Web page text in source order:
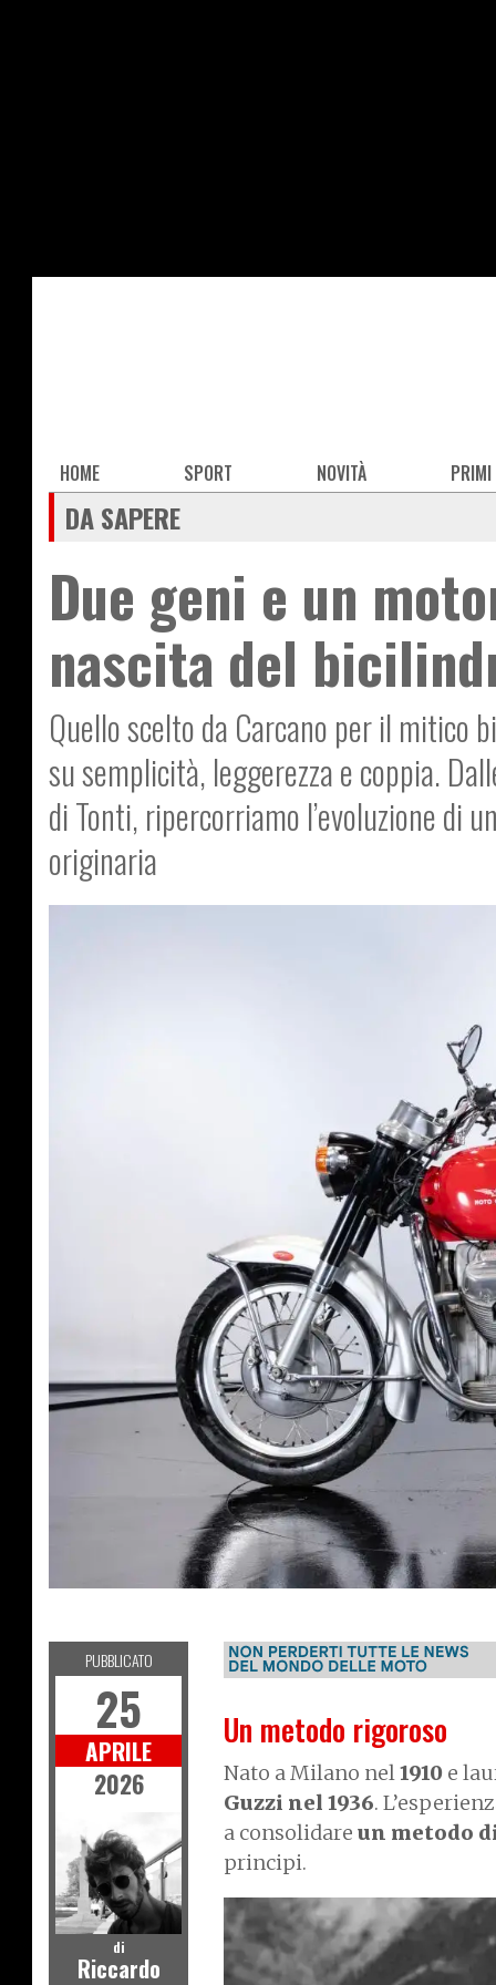
Main
navigation
HOME SPORT NOVITÀ PRIMI
DA SAPERE
Due geni e un
nascita del
Quello scelto da Carcano per il mitico
su semplicità, leggerezza e coppia.
di Tonti, ripercorriamo l’evoluzione di
originaria
Un metodo rigoroso
Nato a Milano nel1910 e
Guzzi nel 1936.
a consolidare un metodo
principi.
m
a
PUBBLICATO
25
APRILE
2026
di
Riccardo